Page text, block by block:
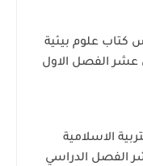
علوم بيئية
عشر الفصل الاول
الاسلامية
الفصل الدراسي